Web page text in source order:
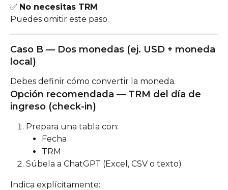
✅ No necesitas TRM
Puedes omitir este paso.
Caso B — Dos monedas (ej. USD + moneda
local)
Debes definir cómo convertir la moneda.
Opción recomendada — TRM del día de
ingreso (check-in)
Prepara una tabla con:
Fecha
TRM
Súbela a ChatGPT (Excel, CSV o texto)
Indica explícitamente: